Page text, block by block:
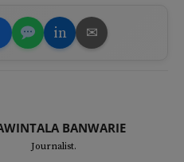
in ✉
BANWARIE
Journalist.